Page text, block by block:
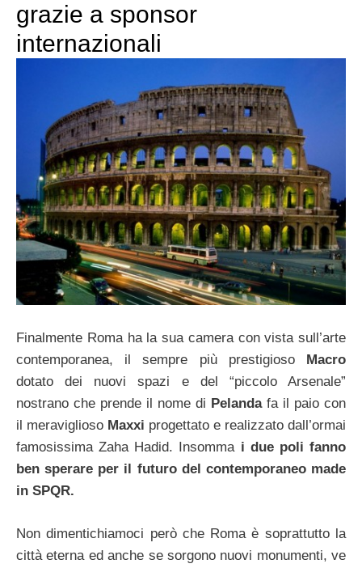
grazie a sponsor
internazionali
Finalmente Roma ha la sua camera con vista sull’arte
contemporanea, il sempre più prestigioso
Macro
dotato dei nuovi spazi e del “piccolo Arsenale”
nostrano che prende il nome di Pelandafa il paio con
il meraviglioso Maxxi progettato e realizzato dall’ormai
famosissima Zaha Hadid. Insomma i due poli fanno
ben sperare per il futuro del contemporaneo made
in SPQR.
Non dimentichiamoci però che Roma è soprattutto la
città eterna ed anche se sorgono nuovi monumenti, ve